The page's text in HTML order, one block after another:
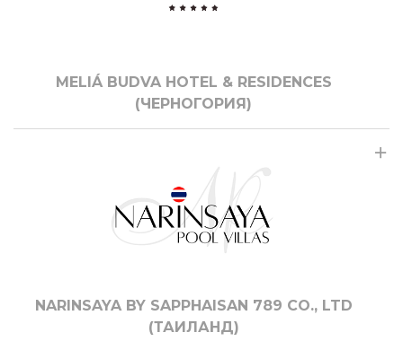
MELIÁ BUDVA HOTEL & RESIDENCES
(ЧЕРНОГОРИЯ)
NARINSAYA BY SAPPHAISAN 789 CO., LTD
(ТАИЛАНД)